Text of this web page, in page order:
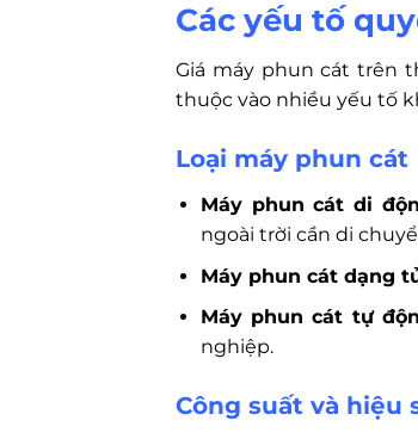
Các yếu tố
Giá máy phun cát trên
thuộc vào nhiều yếu tố
Loại máy phun cát
Máy phun cát di
ngoài trời cần di
Máy phun cát dạng
Máy phun cát tự
nghiệp.
Công suất và hiệu